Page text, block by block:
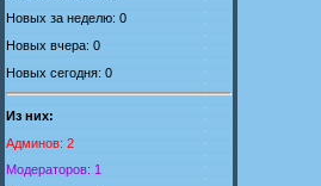
Новых за неделю: 0
Новых вчера: 0
Новых сегодня: 0
Из них:
Админов: 2
Модераторов: 1